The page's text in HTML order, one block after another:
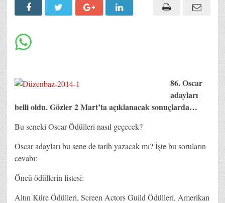
86. Oscar
adayları
belli oldu. Gözler 2 Mart’ta açıklanacak sonuçlarda…
Bu seneki Oscar Ödülleri nasıl geçecek?
Oscar adayları bu sene de tarih yazacak mı? İşte bu soruların
cevabı:
Öncü ödüllerin listesi:
Altın Küre Ödülleri, Screen Actors Guild Ödülleri, Amerikan